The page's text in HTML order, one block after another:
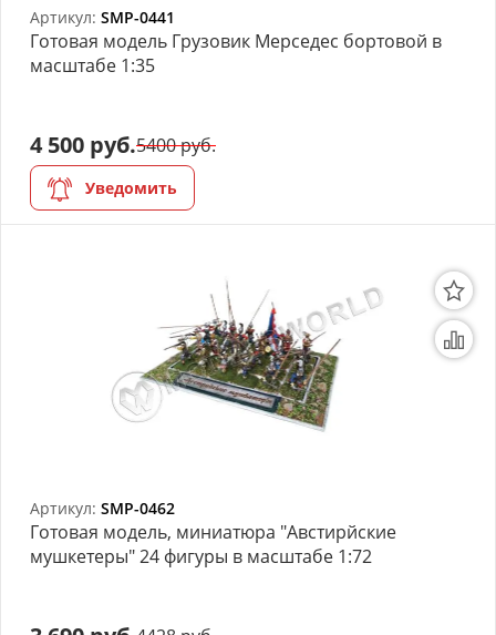
Артикул: SMP-0441
Готовая модель Грузовик Мерседес бортовой в
масштабе 1:35
4 500 руб.5400 руб.
Уведомить
Артикул: SMP-0462
Готовая модель, миниатюра "Австирйские
мушкетеры" 24 фигуры в масштабе 1:72